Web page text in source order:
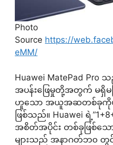
Photo
Source https://
eMM/
Huawei MatePad Pro
အပန်းဖြေမှုတို့အတွက် မရှိမ
ဟူသော အယူအဆတစ်ခုကိုဖ
ဖြစ်သည်။ Huawei ရဲ့
အစိတ်အပိုင်း တစ်ခုဖြစ်သ
များသည် အနာဂတ်ဘ၀ တွ